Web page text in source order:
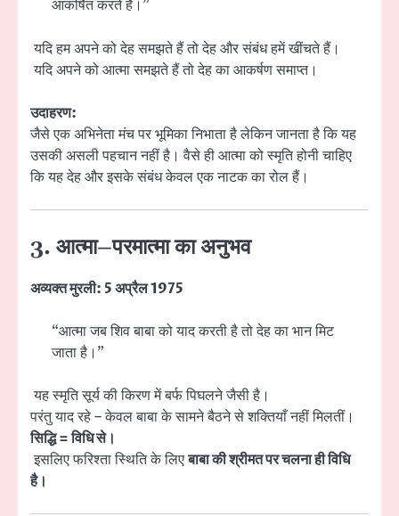
आकर्षित करते हैं।”
यदि हम अपने को देह समझते हैं तो देह और संबंध हमें खींचते हैं।
यदि अपने को आत्मा समझते हैं तो देह का आकर्षण समाप्त।
उदाहरण:
जैसे एक अभिनेता मंच पर भूमिका निभाता है लेकिन जानता है कि यह
उसकी असली पहचान नहीं है। वैसे ही आत्मा को स्मृति होनी चाहिए
कि यह देह और इसके संबंध केवल एक नाटक का रोल हैं।
3. आत्मा–परमात्मा का अनुभव
अव्यक्त मुरली: 5 अप्रैल 1975
“आत्मा जब शिव बाबा को याद करती है तो देह का भान मिट
जाता है।”
यह स्मृति सूर्य की किरण में बर्फ पिघलने जैसी है।
परंतु याद रहे – केवल बाबा के सामने बैठने से शक्तियाँ नहीं मिलतीं।
सिद्धि = विधि से।
इसलिए फरिश्ता स्थिति के लिएबाबा की श्रीमत पर चलना ही विधि
है।